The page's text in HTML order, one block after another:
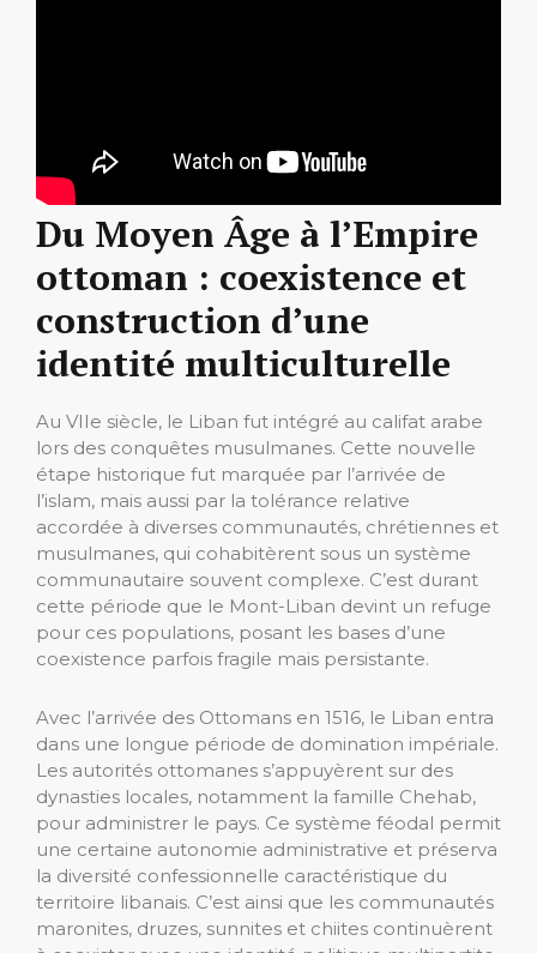
Du Moyen Âge à l’Empire
ottoman : coexistence et
construction d’une
identité multiculturelle
Au VIIe siècle, le Liban fut intégré au califat arabe
lors des conquêtes musulmanes. Cette nouvelle
étape historique fut marquée par l’arrivée de
l’islam, mais aussi par la tolérance relative
accordée à diverses communautés, chrétiennes et
musulmanes, qui cohabitèrent sous un système
communautaire souvent complexe. C’est durant
cette période que le Mont-Liban devint un refuge
pour ces populations, posant les bases d’une
coexistence parfois fragile mais persistante.
Avec l’arrivée des Ottomans en 1516, le Liban entra
dans une longue période de domination impériale.
Les autorités ottomanes s’appuyèrent sur des
dynasties locales, notamment la famille Chehab,
pour administrer le pays. Ce système féodal permit
une certaine autonomie administrative et préserva
la diversité confessionnelle caractéristique du
territoire libanais. C’est ainsi que les communautés
maronites, druzes, sunnites et chiites continuèrent